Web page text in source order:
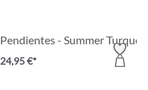
Pendientes - Summer
24,95 €*